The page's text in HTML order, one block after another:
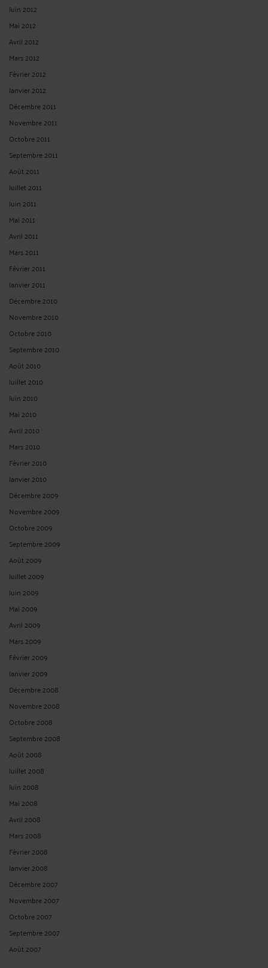
Juin 2012
Mai 2012
Avril 2012
Mars 2012
Février 2012
Janvier 2012
Décembre 2011
Novembre 2011
Octobre 2011
Septembre 2011
Août 2011
Juillet 2011
Juin 2011
Mai 2011
Avril 2011
Mars 2011
Février 2011
Janvier 2011
Décembre 2010
Novembre 2010
Octobre 2010
Septembre 2010
Août 2010
Juillet 2010
Juin 2010
Mai 2010
Avril 2010
Mars 2010
Février 2010
Janvier 2010
Décembre 2009
Novembre 2009
Octobre 2009
Septembre 2009
Août 2009
Juillet 2009
Juin 2009
Mai 2009
Avril 2009
Mars 2009
Février 2009
Janvier 2009
Décembre 2008
Novembre 2008
Octobre 2008
Septembre 2008
Août 2008
Juillet 2008
Juin 2008
Mai 2008
Avril 2008
Mars 2008
Février 2008
Janvier 2008
Décembre 2007
Novembre 2007
Octobre 2007
Septembre 2007
Août 2007